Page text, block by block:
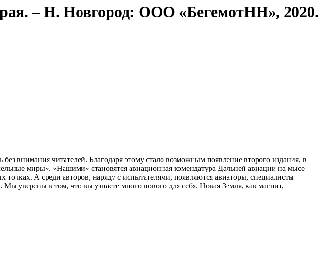
– Н. Новгород: ООО «БегемотНН», 2020.
внимания читателей. Благодаря этому стало возможным появление второго издания, в
миры». «Нашими» становятся авиационная комендатура Дальней авиации ­на мысе
А среди авторов, наряду с испытателями, ­появляются авиаторы, специалисты
уверены в том, что вы узнаете много нового для себя. Новая Земля, как магнит,